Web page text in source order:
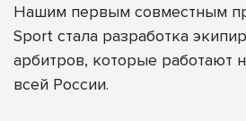
Нашим первым совместным
Sport стала разработка
арбитров, которые работают
всей России.